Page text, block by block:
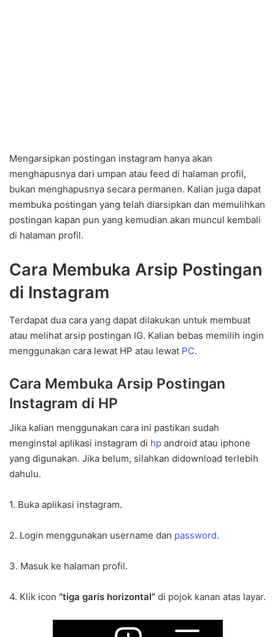
Mengarsipkan postingan instagram hanya akan
menghapusnya dari umpan atau feed di halaman profil,
bukan menghapusnya secara permanen. Kalian juga dapat
membuka postingan yang telah diarsipkan dan memulihkan
postingan kapan pun yang kemudian akan muncul kembali
di halaman profil.
Cara Membuka Arsip Postingan
di Instagram
Terdapat dua cara yang dapat dilakukan untuk membuat
atau melihat arsip postingan IG. Kalian bebas memilih ingin
menggunakan cara lewat HP atau lewat PC.
Cara Membuka Arsip Postingan
Instagram di HP
Jika kalian menggunakan cara ini pastikan sudah
menginstal aplikasi instagram di hp android atau iphone
yang digunakan. Jika belum, silahkan didownload terlebih
dahulu.
1. Buka aplikasi instagram.
2. Login menggunakan username dan password.
3. Masuk ke halaman profil.
4. Klik icon “tiga garis horizontal” di pojok kanan atas layar.